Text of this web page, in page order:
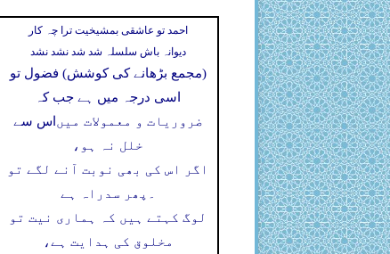
احمد تو عاشقی بمشیخیت ترا چہ کار
دیوانہ باش سلسلہ شد شد نشد نشد
(مجمع بڑھانے کی کوشش) فضول تو
اسی درجہ میں ہے جب کہ
اس سے ضروریات و معمولات میں
خلل نہ ہو،
اگر اس کی بھی نوبت آنے لگے تو
پھر سدراہ ہے ۔
لوگ کہتے ہیں کہ ہماری نیت تو
مخلوق کی ہدایت ہے،